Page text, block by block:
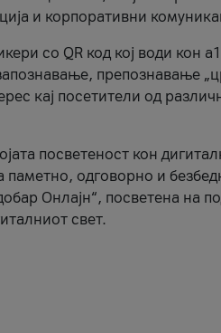
и корпоративни
со QR код кој води кон
препознавање
кај посетители од
посветеност кон
паметно, одговорно и
Онлајн“, посветена на
свет.